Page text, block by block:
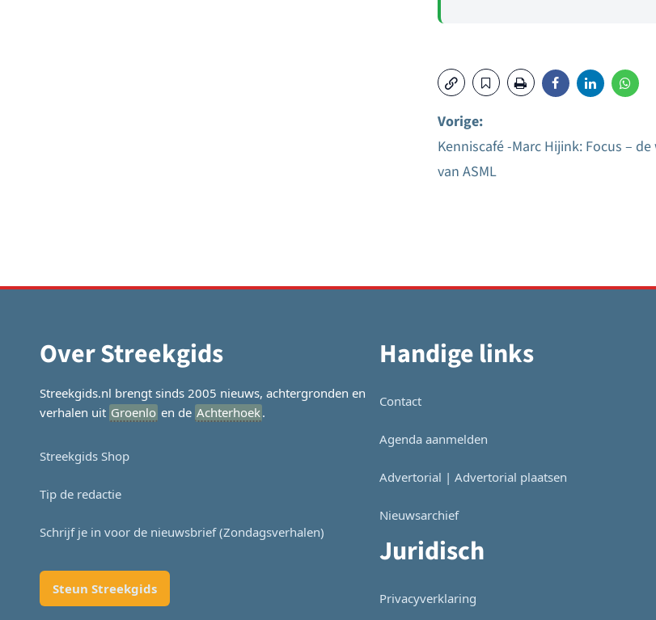
Bericht
Vorige:
Kenniscafé -Marc Hijink: Focus –
van ASML
Over Streekgids
Streekgids.nl brengt sinds 2005 nieuws, achtergronden en
verhalen uit Groenlo en de Achterhoek.
Streekgids Shop
Tip de redactie
Schrijf je in voor de nieuwsbrief (Zondagsverhalen)
Steun Streekgids
Handige links
Contact
Agenda aanmelden
Advertorial | Advertorial plaatsen
Nieuwsarchief
Juridisch
Privacyverklaring